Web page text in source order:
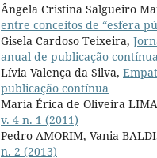
Ângela Cristina Salgueiro
entre conceitos de “esfera
Gisela Cardoso Teixeira,
anual de publicação contínua
Lívia Valença da Silva,
publicação contínua
Maria Érica de Oliveira
v. 4 n. 1 (2011)
Pedro AMORIM, Vania
n. 2 (2013)